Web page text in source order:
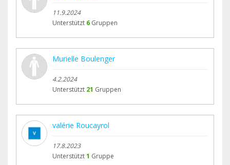
11.9.2024
Unterstützt 6 Gruppen
Murielle Boulenger
4.2.2024
Unterstützt 21 Gruppen
valérie Roucayrol
17.8.2023
Unterstützt1 Gruppe